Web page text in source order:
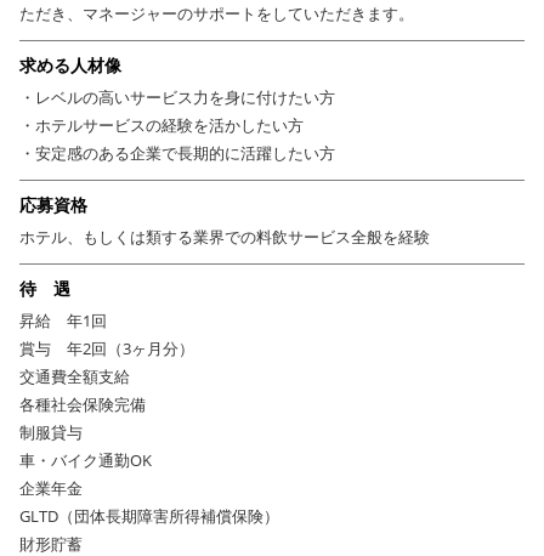
ただき、マネージャーのサポートをしていただきます。
求める人材像
・レベルの高いサービス力を身に付けたい方
・ホテルサービスの経験を活かしたい方
・安定感のある企業で長期的に活躍したい方
応募資格
ホテル、もしくは類する業界での料飲サービス全般を経験
待 遇
昇給 年1回
賞与 年2回（3ヶ月分）
交通費全額支給
各種社会保険完備
制服貸与
車・バイク通勤OK
企業年金
GLTD（団体長期障害所得補償保険）
財形貯蓄